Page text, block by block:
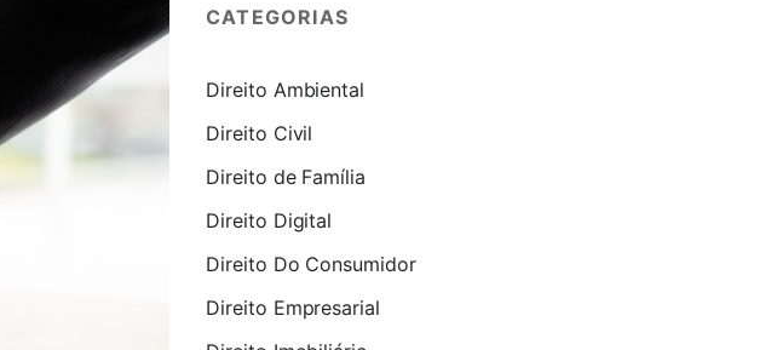
CATEGORIAS
Direito Ambiental
Direito Civil
Direito de Família
Direito Digital
Direito Do Consumidor
Direito Empresarial